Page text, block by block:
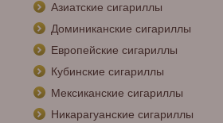
Азиатские сигариллы
Доминиканские сигариллы
Европейские сигариллы
Кубинские сигариллы
Мексиканские сигариллы
Никарагуанские сигариллы